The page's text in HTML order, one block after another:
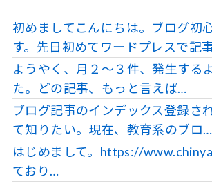
初めましてこんにちは。ブログ初
す。先日初めてワードプレスで記
ようやく、月２～３件、発生する
た。どの記事、もっと言えば…
ブログ記事のインデックス登録さ
て知りたい。現在、教育系のブロ…
はじめまして。https://
ており…